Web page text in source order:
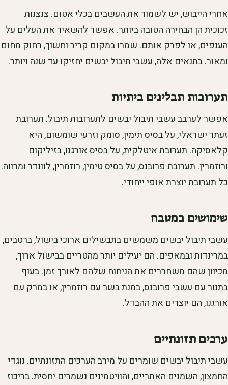
אחרי הייבוש, יש לשמור את העשבים בכלי אטום. צנצנות
זכוכית הן הבחירה הטובה ביותר. אפשר להשאיר את העלים על
הענפים, או לפרק אותם. שמרו במקום קריר וחשוך, רחוק מחום
ומאור. בתנאים אלה, עשבי תיבול יבשים יחזיקו עד שנה ויותר.
תערובות תבלינים ביתיות
אפשר לערבב עשבי תיבול יבשים לתערובות תיבול. תערובת
זעתר ישראלי, על בסיס תימין, סומק וזרעי שומשום, היא
קלאסיקה. תערובת איטלקית, על בסיס אורגנו, בזיליקום
ורוזמרין. תערובת פרובנס, על בסיס טימין, רוזמרין, לוונדר ומרווה.
כל תערובת יוצרת אופי ייחודי.
שימושים במטבח
עשבי תיבול יבשים משמשים בתבשילים ארוכי בישול, ברטבים,
במרינדות ובמאפים. הם יעילים יותר מהטריים בבישול ארוך,
מכיוון שהם משחררים את הניחוח שלהם לאורך זמן. בעוף
בתנור עם עשבי פרובנס, במנת בשר עם רוזמרין, או במרק עם
אורגנו, הם יוצרים את ההבדל.
ערכים תזונתיים
עשבי תיבול יבשים שומרים על מירב הערכים התזונתיים. נוגדי
החמצון, השמנים האתריים, והוויטמינים נשמרים יחסית. בריכוז